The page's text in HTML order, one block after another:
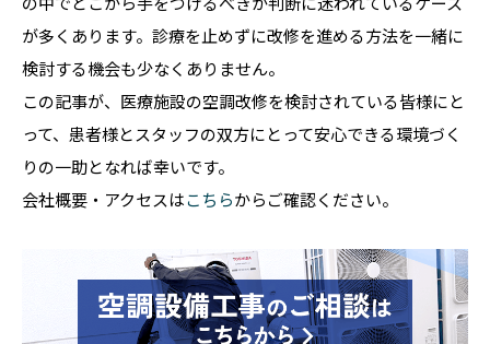
が多くあります。診療を止めずに改修を進める方法を一緒に
検討する機会も少なくありません。
この記事が、医療施設の空調改修を検討されている皆様にと
って、患者様とスタッフの双方にとって安心できる環境づく
りの一助となれば幸いです。
会社概要・アクセスはこちらからご確認ください。